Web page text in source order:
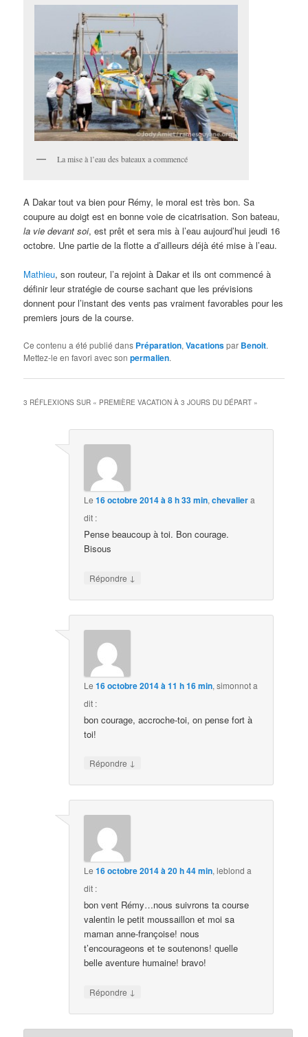
La mise à l’eau des bateaux a commencé
A Dakar tout va bien pour Rémy, le moral est très bon. Sa
coupure au doigt est en bonne voie de cicatrisation. Son bateau,
la vie devant soi, est prêt et sera mis à l’eau aujourd’hui jeudi 16
octobre. Une partie de la flotte a d’ailleurs déjà été mise à l’eau.
Mathieu, son routeur, l’a rejoint à Dakar et ils ont commencé à
définir leur stratégie de course sachant que les prévisions
donnent pour l’instant des vents pas vraiment favorables pour les
premiers jours de la course.
Ce contenu a été publié dans Préparation,Vacationspar Benoit.
Mettez-le en favori avec sonpermalien.
3 RÉFLEXIONS SUR « PREMIÈRE VACATION À 3 JOURS DU DÉPART »
Le16 octobre 2014 à 8 h 33 min,chevaliera
dit :
Pense beaucoup à toi. Bon courage.
Bisous
Répondre ↓
Le16 octobre 2014 à 11 h 16 min,simonnota
dit :
bon courage, accroche-toi, on pense fort à
toi!
Répondre ↓
Le16 octobre 2014 à 20 h 44 min,leblond a
dit :
bon vent Rémy…nous suivrons ta course
valentin le petit moussaillon et moi sa
maman anne-françoise! nous
t’encourageons et te soutenons! quelle
belle aventure humaine! bravo!
Répondre ↓